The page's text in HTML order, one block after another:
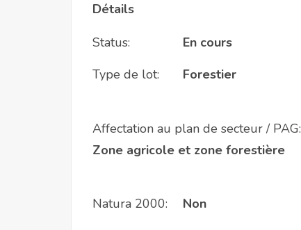
Détails
Status:
En cours
Type de lot:
Forestier
Affectation au plan de secteur / PAG:
Zone agricole et zone forestière
Natura 2000:
Non